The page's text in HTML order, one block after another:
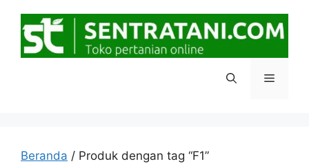
Menu
Beranda / Produk dengan tag “F1”